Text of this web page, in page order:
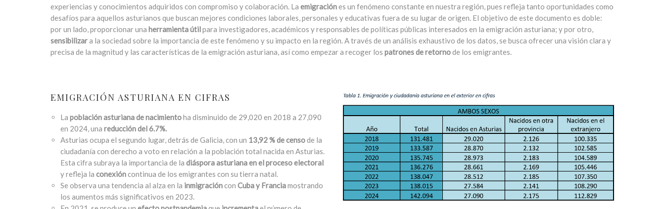
experiencias y conocimientos adquiridos con compromiso y colaboración. La emigraciónes un fenómeno constante en nuestra región, pues refleja tanto oportunidades como
desafíos para aquellos asturianos que buscan mejores condiciones laborales, personales y educativas fuera de su lugar de origen. El objetivo de este documento es doble:
por un lado, proporcionar una herramienta útilpara investigadores, académicos y responsables de políticas públicas interesados en la emigración asturiana; y por otro,
sensibilizara la sociedad sobre la importancia de este fenómeno y su impacto en la región. A través de un análisis exhaustivo de los datos, se busca ofrecer una visión clara y
precisa de la magnitud y las características de la emigración asturiana, así como empezar a recoger los patrones de retornode los emigrantes.
EMIGRACIÓN ASTURIANA EN CIFRAS
La población asturiana de nacimientoha disminuido de 29,020 en 2018 a 27,090
en 2024, una reducción del 6.7%.
Asturias ocupa el segundo lugar, detrás de Galicia, con un 13,92 % de censode la
ciudadanía con derecho a voto en relación a la población total nacida en Asturias.
Esta cifra subraya la importancia de la diáspora asturiana en el proceso electoral
y refleja la conexióncontinua de los emigrantes con su tierra natal.
Se observa una tendencia al alza en la inmigracióncon Cuba y Franciamostrando
los aumentos más significativos en 2023.